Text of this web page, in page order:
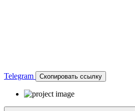
Telegram
Скопировать ссылку